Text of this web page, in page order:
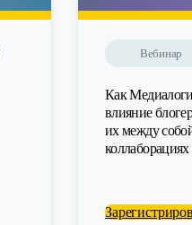
Вебинар
Как
влияние
их между